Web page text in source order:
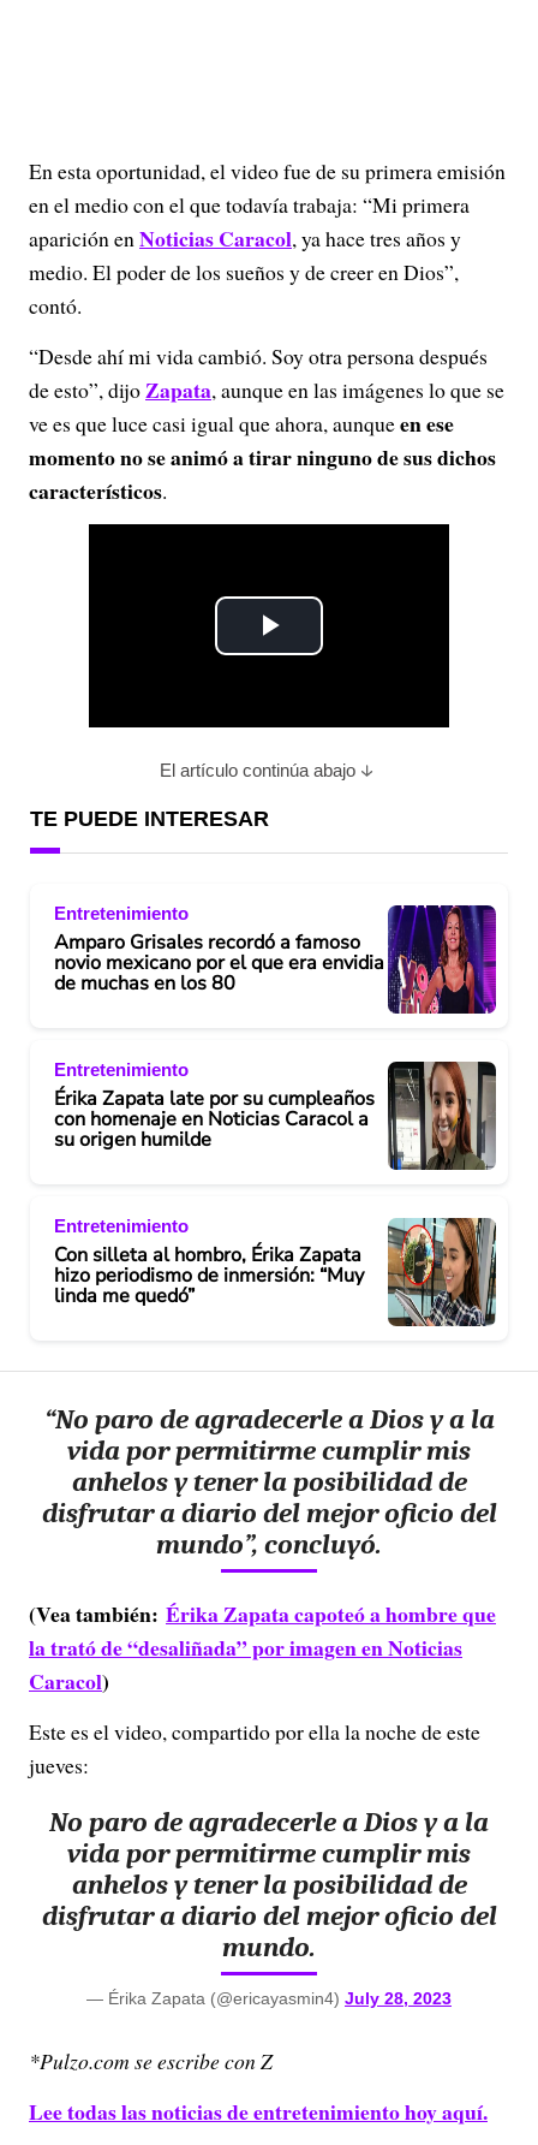
En esta oportunidad, el video fue de su primera emisión
en el medio con el que todavía trabaja: “Mi primera
aparición enNoticias Caracol, ya hace tres años y
medio. El poder de los sueños y de creer en Dios”,
contó.
“Desde ahí mi vida cambió. Soy otra persona después
de esto”, dijoZapata, aunque en las imágenes lo que se
ve es que luce casi igual que ahora, aunqueen ese
momento no se animó a tirar ninguno de sus dichos
característicos.
P
a
i
d
o
El artículo continúa abajo
TE PUEDE INTERESAR
Entretenimiento
Amparo Grisales recordó a famoso
novio mexicano por el que era envidia
de muchas en los 80
Entretenimiento
Érika Zapata late por su cumpleaños
con homenaje en Noticias Caracol a
su origen humilde
Entretenimiento
Con silleta al hombro, Érika Zapata
hizo periodismo de inmersión: “Muy
linda me quedó”
“No paro de agradecerle a Dios y a la
vida por permitirme cumplir mis
anhelos y tener la posibilidad de
disfrutar a diario del mejor oficio del
mundo”, concluyó.
(Vea también: Érika Zapata capoteó a hombre que
la trató de “desaliñada” por imagen en Noticias
Caracol)
Este es el video, compartido por ella la noche de este
jueves:
No paro de agradecerle a Dios y a la
vida por permitirme cumplir mis
anhelos y tener la posibilidad de
disfrutar a diario del mejor oficio del
mundo.
— Érika Zapata (@ericayasmin4) July 28, 2023
*Pulzo.com se escribe con Z
Lee todas las noticias de entretenimiento hoy aquí.